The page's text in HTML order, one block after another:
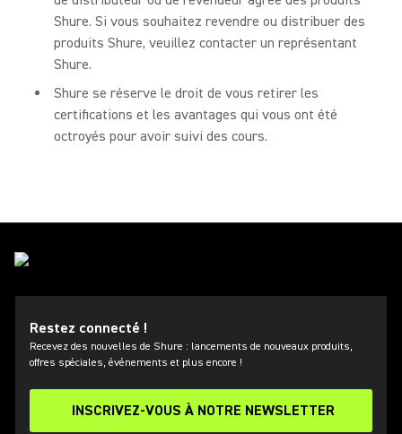
Shure. Si vous souhaitez revendre ou distribuer des
produits Shure, veuillez contacter un représentant
Shure.
Shure se réserve le droit de vous retirer les
certifications et les avantages qui vous ont été
octroyés pour avoir suivi des cours.
Restez connecté !
Recevez des nouvelles de Shure : lancements de nouveaux produits,
offres spéciales, événements et plus encore !
INSCRIVEZ-VOUS À NOTRE NEWSLETTER